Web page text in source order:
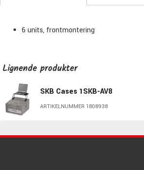
6 units, frontmontering
Lignende produkter
SKB Cases 1SKB-AV8
ARTIKELNUMMER 1808938